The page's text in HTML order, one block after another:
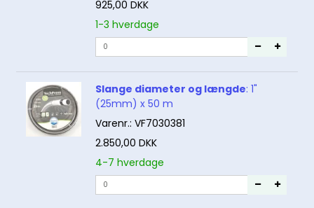
925,00 DKK
1-3 hverdage
Slange diameter og længde: 1"
(25mm) x 50 m
Varenr.: VF7030381
2.850,00 DKK
4-7 hverdage